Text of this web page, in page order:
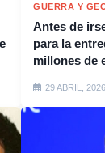
GUERRA Y
Antes de
para la
millones de
29 ABRIL, 2026